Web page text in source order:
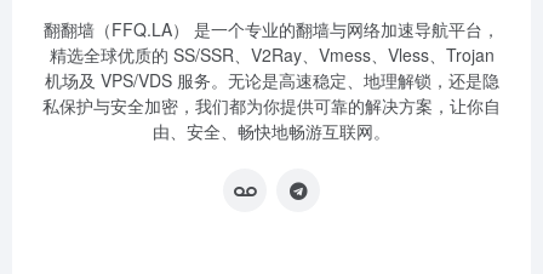
翻翻墙（FFQ.LA） 是一个专业的翻墙与网络加速导航平台，
精选全球优质的 SS/SSR、V2Ray、Vmess、Vless、Trojan
机场及 VPS/VDS 服务。无论是高速稳定、地理解锁，还是隐
私保护与安全加密，我们都为你提供可靠的解决方案，让你自
由、安全、畅快地畅游互联网。